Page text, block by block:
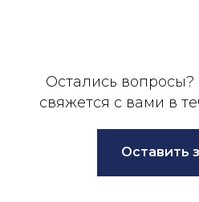
Остались
свяжется с вами в
Оставить